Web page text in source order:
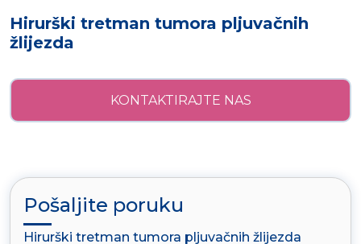
Hirurški tretman tumora pljuvačnih
žlijezda
KONTAKTIRAJTE NAS
Pošaljite poruku
Hirurški tretman tumora pljuvačnih žlijezda